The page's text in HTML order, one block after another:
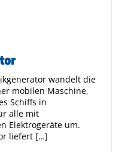
wandelt die
mobilen Maschine,
Schiffs in
alle mit
Elektrogeräte um.
liefert […]